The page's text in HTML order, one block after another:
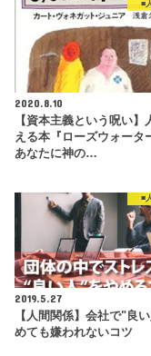
■
2020.8.10
【資本主義という呪い】
える本『ローズウォータ
あなたに神の…
■
2019.5.27
【人間関係】会社で"良
めても嫌われないコツ